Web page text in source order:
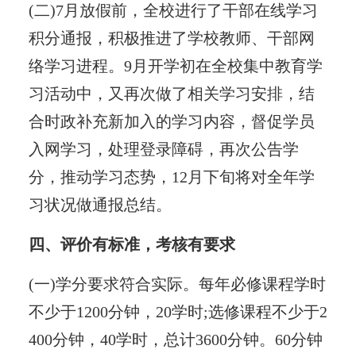
(二)7月放假前，全校进行了干部在线学习
积分通报，积极推进了学校教师、干部网
络学习进程。9月开学初在全校集中教育学
习活动中，又再次做了相关学习安排，结
合时政补充新加入的学习内容，督促学员
入网学习，处理登录障碍，再次公告学
分，推动学习态势，12月下旬将对全年学
习状况做通报总结。
四、评价有标准，考核有要求
(一)学分要求符合实际。每年必修课程学时
不少于1200分钟，20学时;选修课程不少于2
400分钟，40学时，总计3600分钟。60分钟